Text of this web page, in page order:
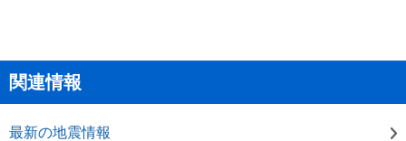
関連情報
最新の地震情報